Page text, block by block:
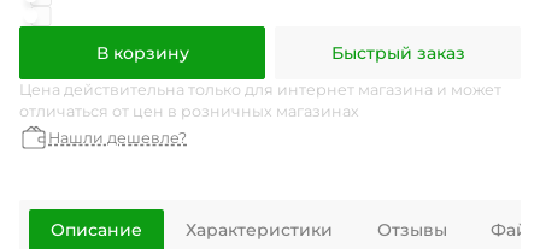
В корзину Быстрый заказ
Цена действительна только для интернет магазина и может
отличаться от цен в розничных магазинах
Нашли дешевле?
Описание Характеристики Отзывы